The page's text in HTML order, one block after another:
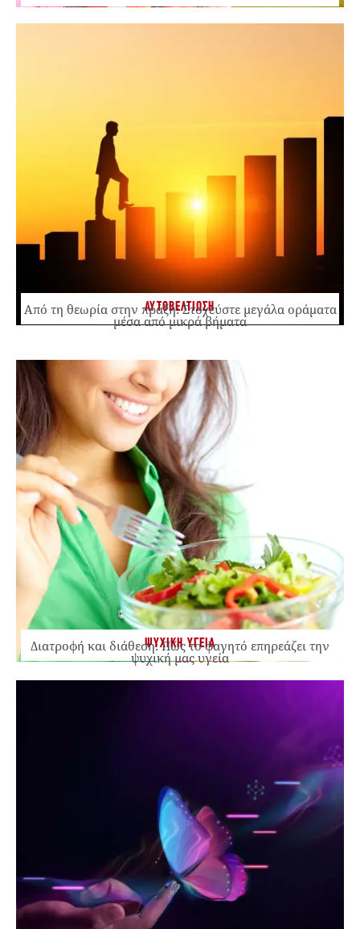
ΑΥΤΟΒΕΛΤΙΩΣΗ
Από τη θεωρία στην πράξη: Στοχεύστε μεγάλα οράματα
μέσα από μικρά βήματα
ΨΥΧΙΚΗ ΥΓΕΙΑ
Διατροφή και διάθεση: Πώς το φαγητό επηρεάζει την
ψυχική μας υγεία